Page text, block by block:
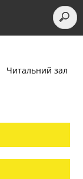
Читальний зал